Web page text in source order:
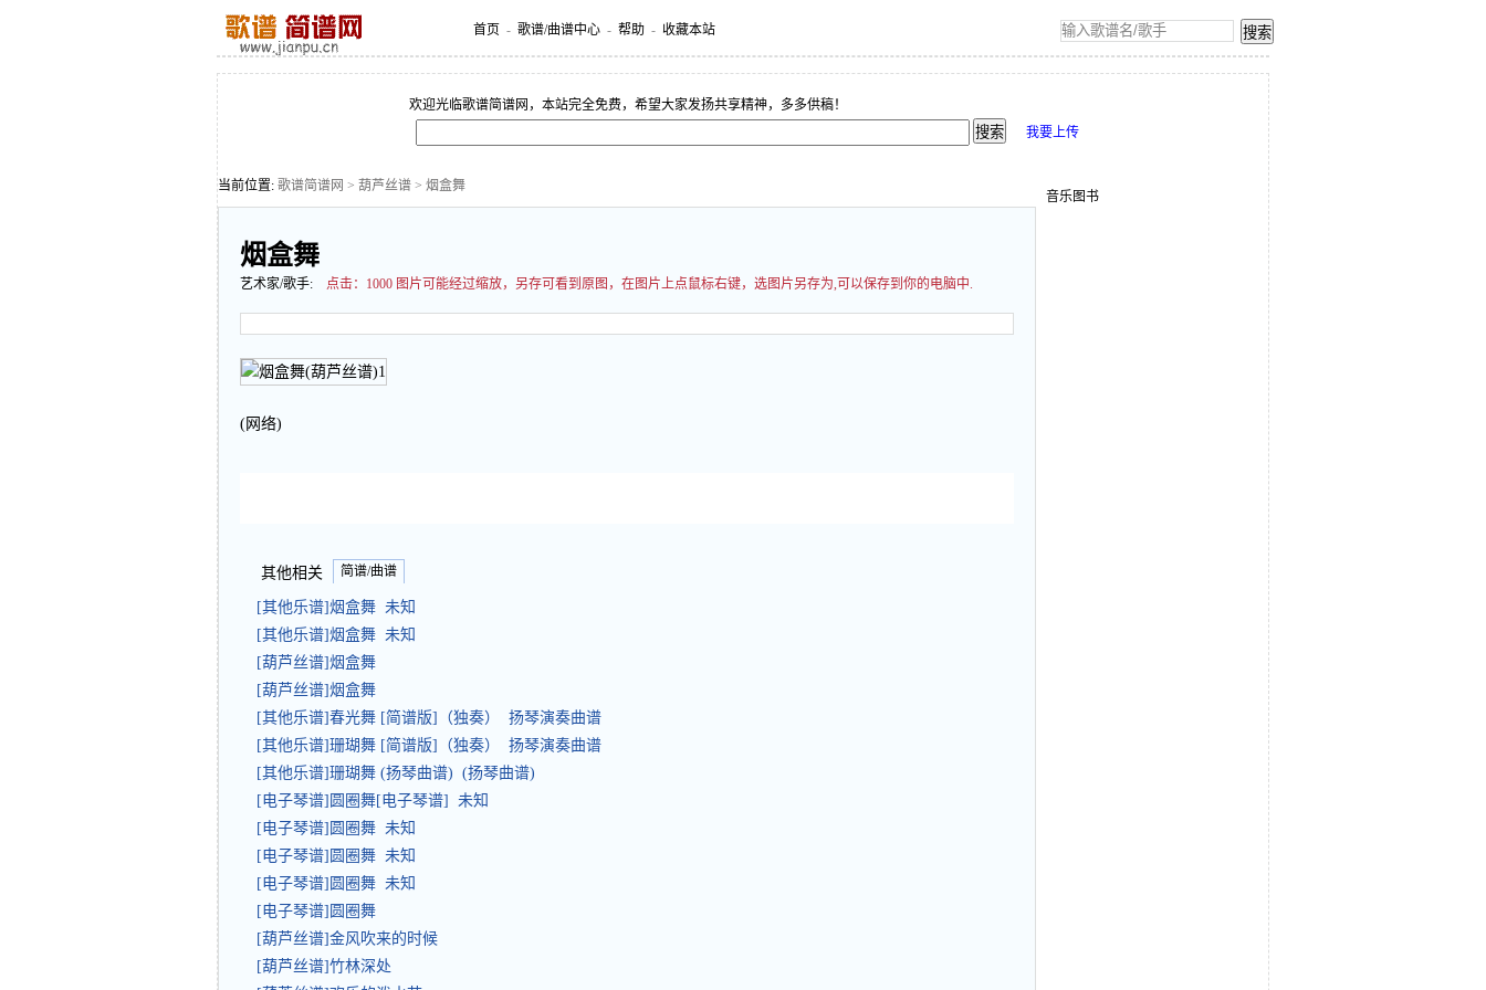
首页 - 歌谱/曲谱中心 - 帮助 - 收藏本站
欢迎光临歌谱简谱网，本站完全免费，希望大家发扬共享精神，多多供稿！
我要上传
当前位置: 歌谱简谱网 > 葫芦丝谱 > 烟盒舞
烟盒舞
艺术家/歌手: 点击： 1000 图片可能经过缩放，另存可看到原图，在图片上点鼠标右键，选图片另存为,可以保存到你的电脑中.
(网络)
其他相关 简谱/曲谱
[其他乐谱]烟盒舞 未知
[其他乐谱]烟盒舞 未知
[葫芦丝谱]烟盒舞
[葫芦丝谱]烟盒舞
[其他乐谱]春光舞 [简谱版]（独奏） 扬琴演奏曲谱
[其他乐谱]珊瑚舞 [简谱版]（独奏） 扬琴演奏曲谱
[其他乐谱]珊瑚舞 (扬琴曲谱) (扬琴曲谱)
[电子琴谱]圆圈舞[电子琴谱] 未知
[电子琴谱]圆圈舞 未知
[电子琴谱]圆圈舞 未知
[电子琴谱]圆圈舞 未知
[电子琴谱]圆圈舞
[葫芦丝谱]金风吹来的时候
[葫芦丝谱]竹林深处
音乐图书